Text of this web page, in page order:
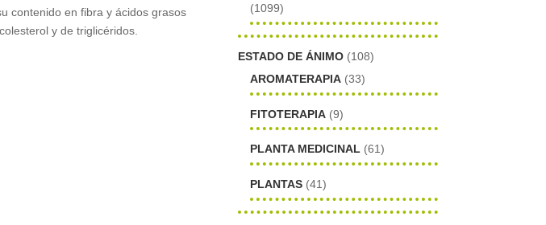
contenido en fibra y ácidos grasos
y de triglicéridos.
(1099)
ESTADO DE ÁNIMO (108)
AROMATERAPIA (33)
FITOTERAPIA (9)
PLANTA MEDICINAL (61)
PLANTAS (41)